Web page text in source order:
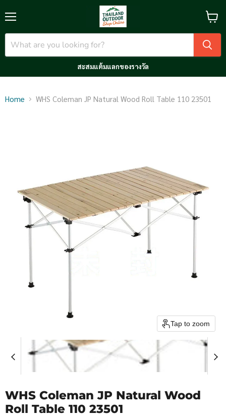
Menu
สะสมแต้มแลกของรางวัล
View
Home WHS Coleman JP Natural Wood Roll Table 110 23501
Tap to zoom
WHS Coleman JP Natural Wood
Roll Table 110 23501